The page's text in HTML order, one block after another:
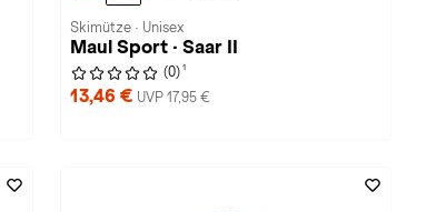
Skimütze · Unisex
Maul Sport · Saar II
(0) 1
13,46 € UVP 17,95 €